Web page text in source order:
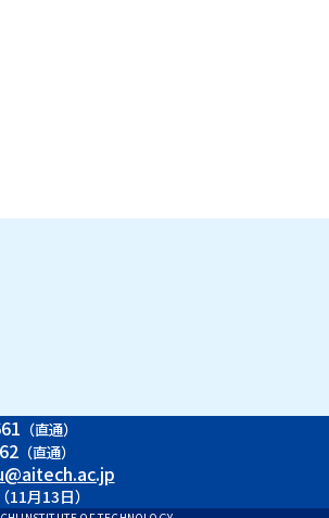
（直通）
（直通）
月13日）